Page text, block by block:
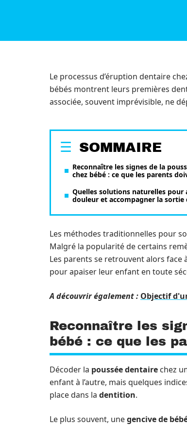
Le processus d’éruption dentaire
bébés montrent leurs premières
associée, souvent imprévisible, ne
SOMMAIRE
Reconnaître les signes de la
chez bébé : ce que les parents
Quelles solutions naturelles pour
douleur et accompagner la sortie
Les méthodes traditionnelles pour
Malgré la popularité de certains
Les parents se retrouvent alors
pour apaiser leur enfant en toute
A découvrir également : Objectif
Reconnaître les
bébé : ce que les
Décoder la poussée dentaire chez
enfant à l’autre, mais quelques
place dans la dentition.
Le plus souvent, unegencive de